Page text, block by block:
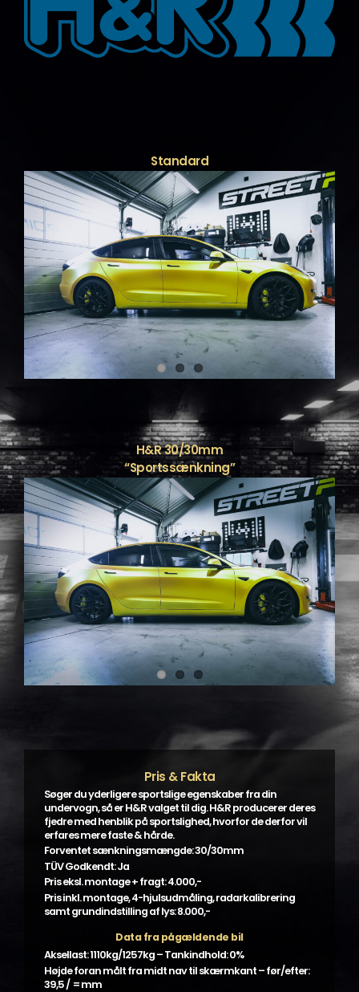
Standard
H&R 30/30mm
“Sportssænkning”
Pris & Fakta
Søger du yderligere sportslige egenskaber fra din
undervogn, så er H&R valget til dig. H&R producerer deres
fjedre med henblik på sportslighed, hvorfor de derfor vil
erfares mere faste & hårde.
Forventet sænkningsmængde: 30/30mm
TÜV Godkendt: Ja
Pris eksl. montage + fragt: 4.000,-
Pris inkl. montage, 4-hjulsudmåling, radarkalibrering
samt grundindstilling af lys: 8.000,-
Data fra pågældende bil
Aksellast: 1110kg/1257kg – Tankindhold: 0%
Højde foran målt fra midt nav til skærmkant – før/efter:
39,5 / = mm